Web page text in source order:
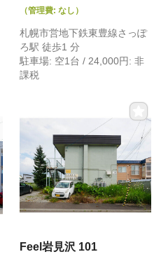
（管理費: なし）
札幌市営地下鉄東豊線さっぽ
ろ駅 徒歩1 分
駐車場: 空1台 / 24,000円: 非
課税
Feel岩見沢 101